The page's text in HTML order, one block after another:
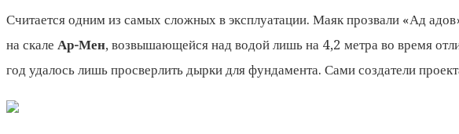
Считается одним из самых сложных в эксплуатации. Маяк прозвали «Ад
на скале Ар-Мен, возвышающейся над водой лишь на 4,2 метра во время
год удалось лишь просверлить дырки для фундамента. Сами создатели